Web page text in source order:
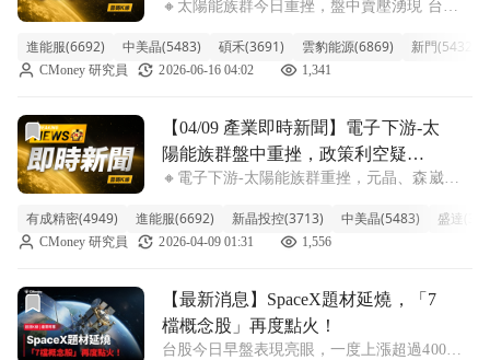
承壓
🔸太陽能族群今日重挫，盤中賣壓湧現 台股
2.54%，多數指標股如聯合再生、茂迪、國碩
跌幅都超過6%，顯示整體市場對太陽能前景
進能服(6692) 中美晶(5483) 碩禾(3691) 雲豹能源(6869) 新門(5432)
CMoney 研究員 2026-06-16 04:02 1,341
前往【04/09 產業即時新聞】電子下游-太陽能族群盤中重挫
【04/09 產業即時新聞】電子下游-太
陽能族群盤中重挫，政策利空疑慮
與獲利了結賣壓夾擊
🔸電子下游-太陽能族群重挫，元晶、森崴能
弱，整體類股跌幅達2.35%，主要個股如森崴
能源重挫近一成，元晶跌幅也超過7%。顯示
有成精密(4949) 進能服(6692) 新晶投控(3713) 中美晶(5483) 盛達
CMoney 研究員 2026-04-09 01:31 1,556
前往【最新消息】SpaceX題材延燒，「7檔概念股」再度點
【最新消息】SpaceX題材延燒，「7
檔概念股」再度點火！
台股今日早盤表現亮眼，一度上漲超過400